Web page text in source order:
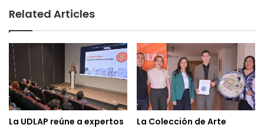
Related Articles
La UDLAP reúne a expertos
La Colección de Arte